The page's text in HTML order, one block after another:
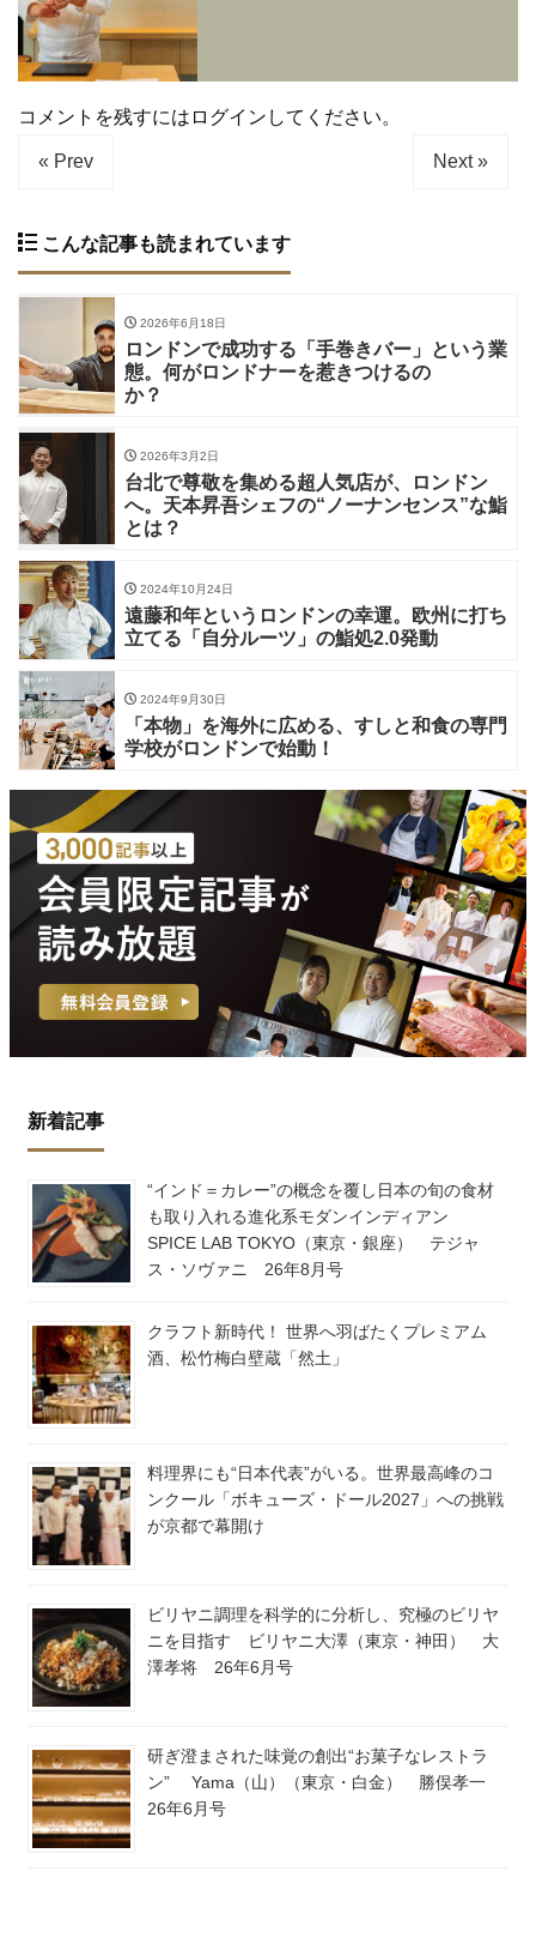
コメントを残すにはログインしてください。
« Prev Next »
こんな記事も読まれています
2026年6月18日
ロンドンで成功する「手巻きバー」という業
態。何がロンドナーを惹きつけるの
か？
2026年3月2日
台北で尊敬を集める超人気店が、ロンドン
へ。天本昇吾シェフの“ノーナンセンス”な鮨
とは？
2024年10月24日
遠藤和年というロンドンの幸運。欧州に打ち
立てる「自分ルーツ」の鮨処2.0発動
2024年9月30日
「本物」を海外に広める、すしと和食の専門
学校がロンドンで始動！
新着記事
“インド＝カレー”の概念を覆し日本の旬の食材
も取り入れる進化系モダンインディアン
SPICE LAB TOKYO（東京・銀座） テジャ
ス・ソヴァニ 26年8月号
クラフト新時代！ 世界へ羽ばたくプレミアム
酒、松竹梅白壁蔵「然土」
料理界にも“日本代表”がいる。世界最高峰のコ
ンクール「ボキューズ・ドール2027」への挑戦
が京都で幕開け
ビリヤニ調理を科学的に分析し、究極のビリヤ
ニを目指す ビリヤニ大澤（東京・神田） 大
澤孝将 26年6月号
研ぎ澄まされた味覚の創出“お菓子なレストラ
ン” Yama（山）（東京・白金） 勝俣孝一
26年6月号